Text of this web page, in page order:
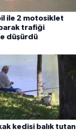
ile 2 motosiklet
trafiği
düşürdü
kedisi balık tutan